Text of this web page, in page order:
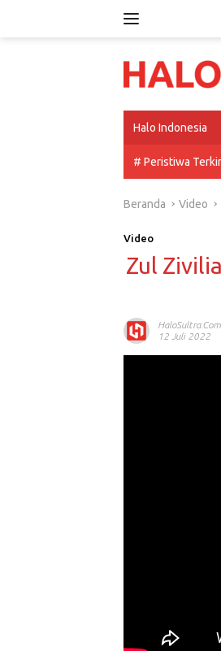
Halo Indonesia
# Peristiwa
Beranda Video
Video
Zul
HaloSultra.com
12 Juli 2022